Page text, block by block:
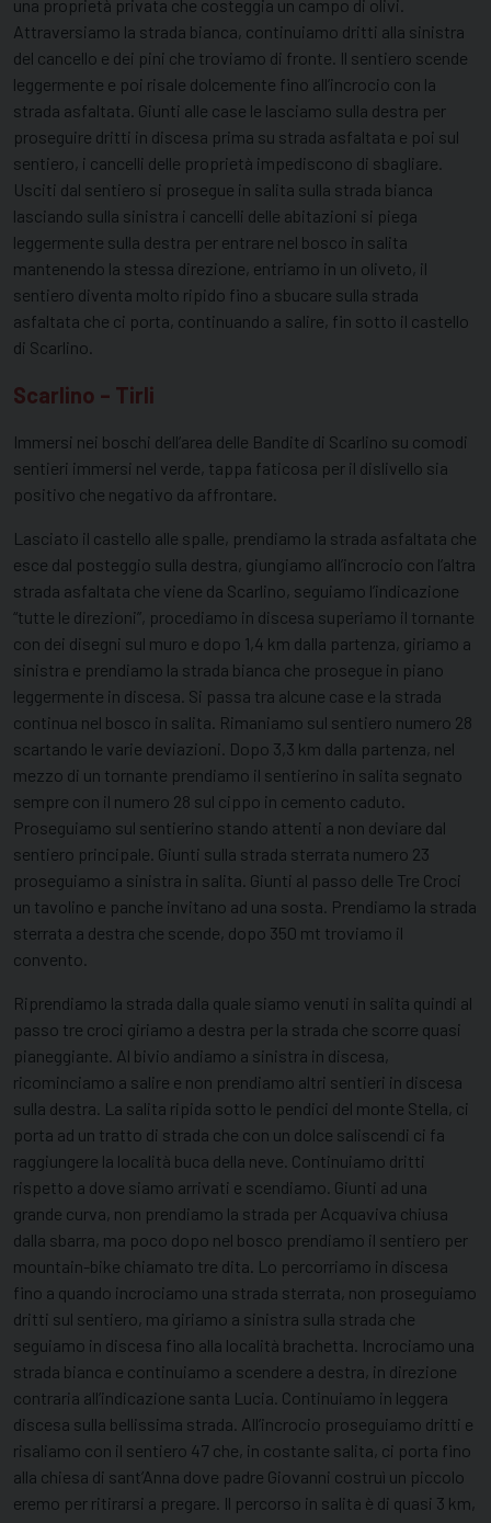
una proprietà privata che costeggia un campo di olivi.
Attraversiamo la strada bianca, continuiamo dritti alla sinistra
del cancello e dei pini che troviamo di fronte. Il sentiero scende
leggermente e poi risale dolcemente fino all’incrocio con la
strada asfaltata. Giunti alle case le lasciamo sulla destra per
proseguire dritti in discesa prima su strada asfaltata e poi sul
sentiero, i cancelli delle proprietà impediscono di sbagliare.
Usciti dal sentiero si prosegue in salita sulla strada bianca
lasciando sulla sinistra i cancelli delle abitazioni si piega
leggermente sulla destra per entrare nel bosco in salita
mantenendo la stessa direzione, entriamo in un oliveto, il
sentiero diventa molto ripido fino a sbucare sulla strada
asfaltata che ci porta, continuando a salire, fin sotto il castello
di Scarlino.
Scarlino – Tirli
Immersi nei boschi dell’area delle Bandite di Scarlino su comodi
sentieri immersi nel verde, tappa faticosa per il dislivello sia
positivo che negativo da affrontare.
Lasciato il castello alle spalle, prendiamo la strada asfaltata che
esce dal posteggio sulla destra, giungiamo all’incrocio con l’altra
strada asfaltata che viene da Scarlino, seguiamo l’indicazione
“tutte le direzioni”, procediamo in discesa superiamo il tornante
con dei disegni sul muro e dopo 1,4 km dalla partenza, giriamo a
sinistra e prendiamo la strada bianca che prosegue in piano
leggermente in discesa. Si passa tra alcune case e la strada
continua nel bosco in salita. Rimaniamo sul sentiero numero 28
scartando le varie deviazioni. Dopo 3,3 km dalla partenza, nel
mezzo di un tornante prendiamo il sentierino in salita segnato
sempre con il numero 28 sul cippo in cemento caduto.
Proseguiamo sul sentierino stando attenti a non deviare dal
sentiero principale. Giunti sulla strada sterrata numero 23
proseguiamo a sinistra in salita. Giunti al passo delle Tre Croci
un tavolino e panche invitano ad una sosta. Prendiamo la strada
sterrata a destra che scende, dopo 350 mt troviamo il
convento.
Riprendiamo la strada dalla quale siamo venuti in salita quindi al
passo tre croci giriamo a destra per la strada che scorre quasi
pianeggiante. Al bivio andiamo a sinistra in discesa,
ricominciamo a salire e non prendiamo altri sentieri in discesa
sulla destra. La salita ripida sotto le pendici del monte Stella, ci
porta ad un tratto di strada che con un dolce saliscendi ci fa
raggiungere la località buca della neve. Continuiamo dritti
rispetto a dove siamo arrivati e scendiamo. Giunti ad una
grande curva, non prendiamo la strada per Acquaviva chiusa
dalla sbarra, ma poco dopo nel bosco prendiamo il sentiero per
mountain-bike chiamato tre dita. Lo percorriamo in discesa
fino a quando incrociamo una strada sterrata, non proseguiamo
dritti sul sentiero, ma giriamo a sinistra sulla strada che
seguiamo in discesa fino alla località brachetta. Incrociamo una
strada bianca e continuiamo a scendere a destra, in direzione
contraria all’indicazione santa Lucia. Continuiamo in leggera
discesa sulla bellissima strada. All’incrocio proseguiamo dritti e
risaliamo con il sentiero 47 che, in costante salita, ci porta fino
alla chiesa di sant’Anna dove padre Giovanni costruì un piccolo
eremo per ritirarsi a pregare. Il percorso in salita è di quasi 3 km,